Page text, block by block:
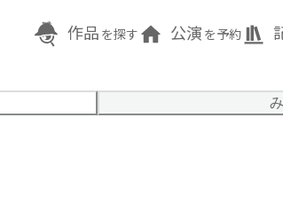
作品 を探す 公演 を予約